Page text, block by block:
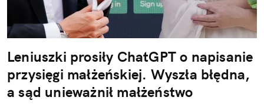
Leniuszki prosiły ChatGPT o napisanie
przysięgi małżeńskiej. Wyszła błędna,
a sąd unieważnił małżeństwo